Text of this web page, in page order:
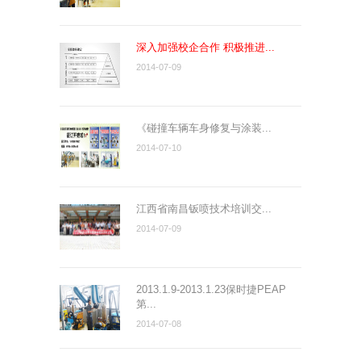
深入加强校企合作 积极推进...
2014-07-09
《碰撞车辆车身修复与涂装...
2014-07-10
江西省南昌钣喷技术培训交...
2014-07-09
2013.1.9-2013.1.23保时捷PEAP
第...
2014-07-08